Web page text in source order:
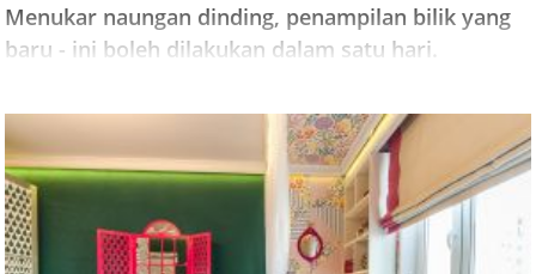
Menukar naungan dinding, penampilan bilik yang
baru - ini boleh dilakukan dalam satu hari.